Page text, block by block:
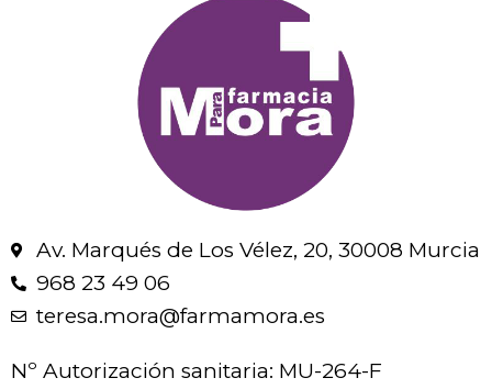
Av. Marqués de Los Vélez, 20, 30008 Murcia
968 23 49 06
teresa.mora@farmamora.es
Nº Autorización sanitaria: MU-264-F